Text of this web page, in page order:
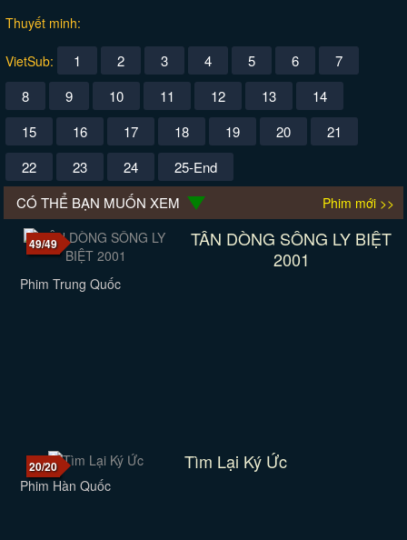
Thuyết minh:
VietSub: 1 2 3 4 5 6
7
8
9 10 11 12 13
14
15
16 17 18 19 20
21
22
23 24
25-End
CÓ THỂ BẠN MUỐN XEM
Phim mới >>
49/49
TÂN DÒNG SÔNG LY BIỆT
2001
Phim Trung Quốc
20/20 Tìm Lại Ký Ức
Phim Hàn Quốc